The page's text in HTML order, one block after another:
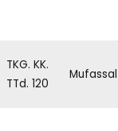
TKG. KK.
TTd. 120
Mufassal